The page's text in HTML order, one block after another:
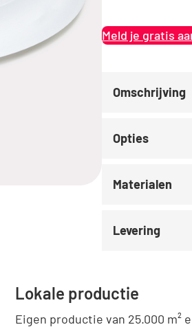
Meld je gratis
Omschrijving
Opties
Materialen
Levering
Lokale productie
Eigen productie van 25.000 m²